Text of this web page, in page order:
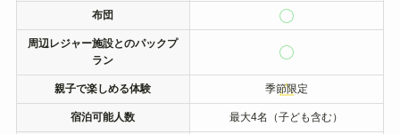
布団
周辺レジャー施設とのパックプ
ラン
親子で楽しめる体験 季節限定
宿泊可能人数 最大4名（子ども含む）